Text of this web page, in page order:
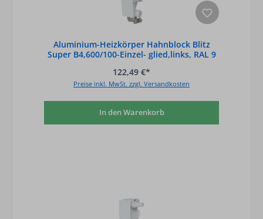
Aluminium-Heizkörper Hahnblock Blitz
Super B4,600/100-Einzel- glied,links, RAL 9
122,49 €*
Preise inkl. MwSt. zzgl. Versandkosten
In den Warenkorb